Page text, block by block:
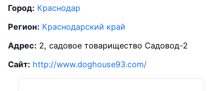
Город: Краснодар
Регион: Краснодарский край
Адрес: 2, садовое товарищество Садовод-2
Сайт: http://www.doghouse93.com/